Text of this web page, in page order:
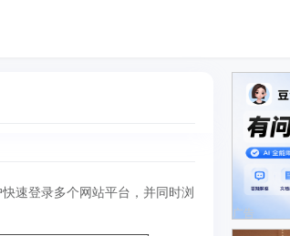
速登录多个网站平台，并同时浏
广告